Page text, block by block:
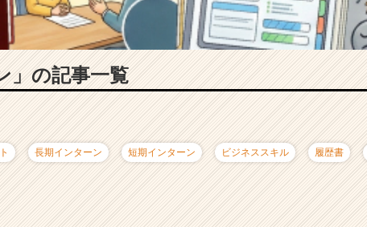
」の記事一覧
長期インターン 短期インターン ビジネススキル 履歴書